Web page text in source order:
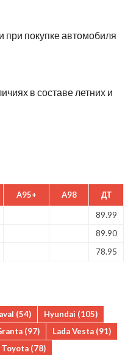
покупке автомобиля
в составе летних и
A95+ A98 ДТ
89.99
89.90
78.95
(54) Hyundai (105)
(97) Lada Vesta (91)
Toyota (78)